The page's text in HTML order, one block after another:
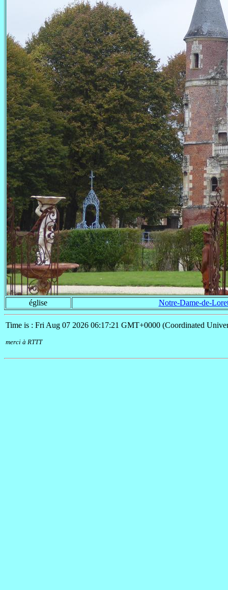
église Notre-Dame-de-
Time is : Fri Aug 07 2026 06:17:21 GMT+0000 (Coordinated
merci à RTTT